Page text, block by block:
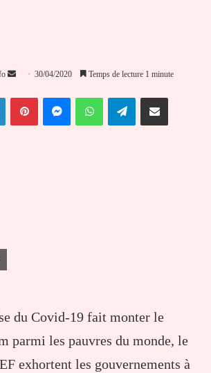
Envoyer
courriel
30/04/2020 Temps de lecture 1 minute
LinkedinPinterestMessengerWhatsAppTelegramPartager par email
du Covid-19 fait monter le
parmi les pauvres du monde, le
exhortent les gouvernements à